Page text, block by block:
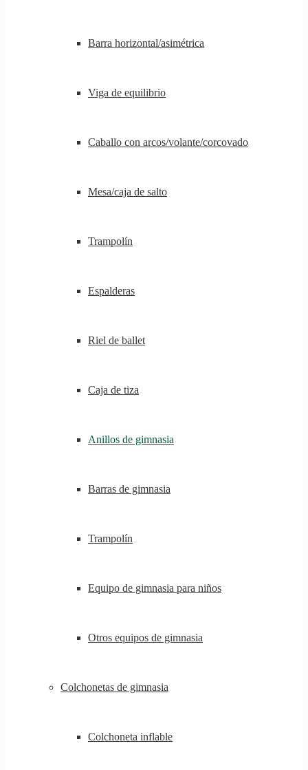
Barra horizontal/asimétrica
Viga de equilibrio
Caballo con arcos/volante/corcovado
Mesa/caja de salto
Trampolín
Espalderas
Riel de ballet
Caja de tiza
Anillos de gimnasia
Barras de gimnasia
Trampolín
Equipo de gimnasia para niños
Otros equipos de gimnasia
Colchonetas de gimnasia
Colchoneta inflable